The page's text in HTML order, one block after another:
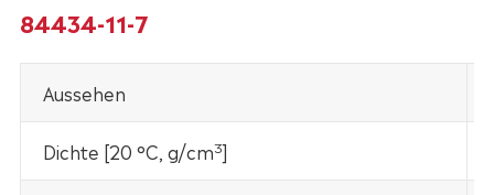
84434-11-7
Aussehen
Dichte [20 °C, g/cm3]